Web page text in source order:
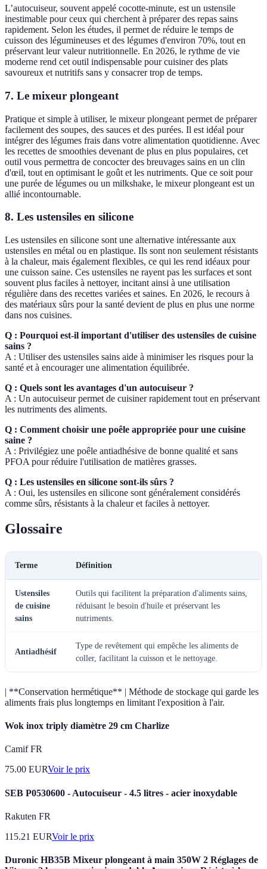
L’autocuiseur, souvent appelé cocotte-minute, est un ustensile
inestimable pour ceux qui cherchent à préparer des repas sains
rapidement. Selon les études, il permet de réduire le temps de
cuisson des légumineuses et des légumes d'environ 70%, tout en
préservant leur valeur nutritionnelle. En 2026, le rythme de vie
moderne rend cet outil indispensable pour cuisiner des plats
savoureux et nutritifs sans y consacrer trop de temps.
7. Le mixeur plongeant
Pratique et simple à utiliser, le mixeur plongeant permet de préparer
facilement des soupes, des sauces et des purées. Il est idéal pour
intégrer des légumes frais dans votre alimentation quotidienne. Avec
les recettes de smoothies devenant de plus en plus populaires, cet
outil vous permettra de concocter des breuvages sains en un clin
d'œil, tout en optimisant le goût et les nutriments. Que ce soit pour
une purée de légumes ou un milkshake, le mixeur plongeant est un
allié incontournable.
8. Les ustensiles en silicone
Les ustensiles en silicone sont une alternative intéressante aux
ustensiles en métal ou en plastique. Ils sont non seulement résistants
à la chaleur, mais également flexibles, ce qui les rend idéaux pour
une cuisson saine. Ces ustensiles ne rayent pas les surfaces et sont
souvent plus faciles à nettoyer, incitant ainsi à une utilisation
régulière dans des recettes variées et saines. En 2026, le recours à
des matériaux sûrs pour la santé devient de plus en plus une norme
dans nos cuisines.
Q : Pourquoi est-il important d'utiliser des ustensiles de cuisine
sains ?
A : Utiliser des ustensiles sains aide à minimiser les risques pour la
santé et à encourager une alimentation équilibrée.
Q : Quels sont les avantages d'un autocuiseur ?
A : Un autocuiseur permet de cuisiner rapidement tout en préservant
les nutriments des aliments.
Q : Comment choisir une poêle appropriée pour une cuisine
saine ?
A : Privilégiez une poêle antiadhésive de bonne qualité et sans
PFOA pour réduire l'utilisation de matières grasses.
Q : Les ustensiles en silicone sont-ils sûrs ?
A : Oui, les ustensiles en silicone sont généralement considérés
comme sûrs, résistants à la chaleur et faciles à nettoyer.
Glossaire
Terme Définition
Ustensiles
de cuisine
sains
Outils qui facilitent la préparation d'aliments sains,
réduisant le besoin d'huile et préservant les
nutriments.
Antiadhésif
Type de revêtement qui empêche les aliments de
coller, facilitant la cuisson et le nettoyage.
| **Conservation hermétique** | Méthode de stockage qui garde les
aliments frais plus longtemps en limitant l'exposition à l'air.
Wok inox triply diamètre 29 cm Charlize
Camif FR
75.00 EURVoir le prix
SEB P0530600 - Autocuiseur - 4.5 litres - acier inoxydable
Rakuten FR
115.21 EURVoir le prix
Duronic HB35B Mixeur plongeant à main 350W 2 Réglages de